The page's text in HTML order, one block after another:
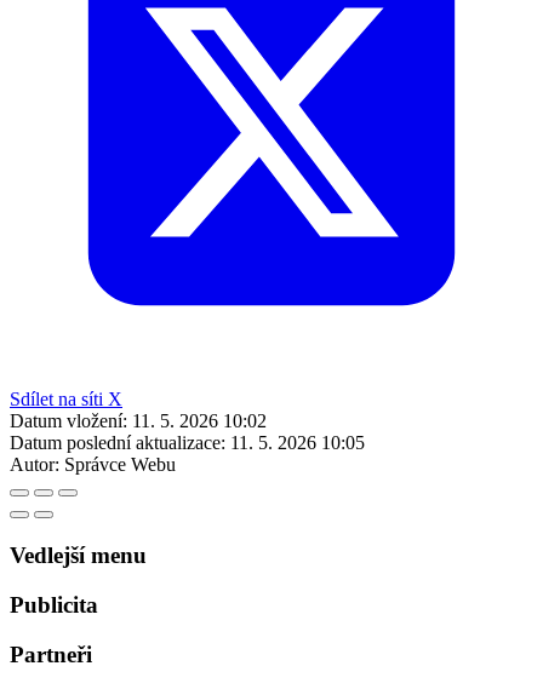
Sdílet na síti X
Datum vložení: 11. 5. 2026 10:02
Datum poslední aktualizace: 11. 5. 2026 10:05
Autor: Správce Webu
Vedlejší menu
Publicita
Partneři